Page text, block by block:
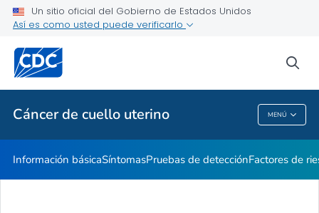
Un sitio oficial del Gobierno de Estados Unidos
Así es como usted puede verificarlo
Cáncer de cuello uterino MENÚ
AMIGAS
Temas relacionados
Cáncer De Cuello Uterino
Información básicaSíntomasPruebas de detecciónFactores de